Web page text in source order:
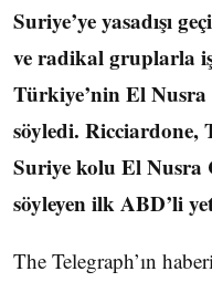
Suriye’ye yasadışı
ve radikal gruplarla
Türkiye’nin El Nusra
söyledi. Ricciardone,
Suriye kolu El Nusra
söyleyen ilk ABD’li
The Telegraph’ın